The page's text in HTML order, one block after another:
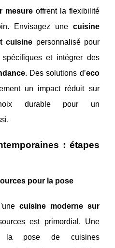
mesureoffrent la flexibilité
Envisagez une cuisine
cuisine personnalisé pour
et intégrer des
. Des solutions d’eco
un impact réduit sur
durable pour un
: étapes
pour la pose
cuisine moderne sur
est primordial. Une
la pose de cuisines